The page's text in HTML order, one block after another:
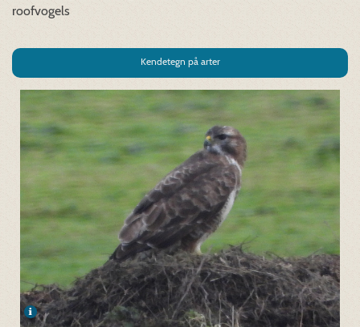
roofvogels
Kendetegn på arter